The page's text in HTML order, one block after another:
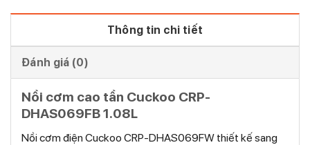
Thông tin chi tiết
Đánh giá (0)
Nồi cơm cao tần Cuckoo CRP-
DHAS069FB 1.08L
Nồi cơm điện Cuckoo CRP-DHAS069FW thiết kế sang